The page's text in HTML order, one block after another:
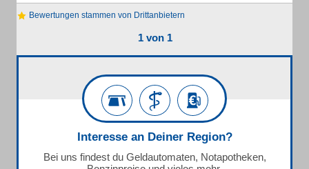
Bewertungen stammen von Drittanbietern
1 von 1
Interesse an Deiner Region?
Bei uns findest du Geldautomaten, Notapotheken,